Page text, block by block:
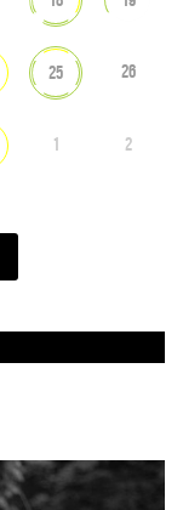
25 26
1 2